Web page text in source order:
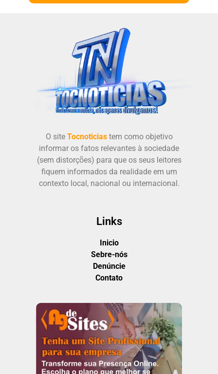
O site Tocnoticiastem como objetivo
informar os fatos relevantes à sociedade
(sem distorções) para que os seus leitores
fiquem informados da realidade em um
contexto local, nacional ou internacional.
Links
Inicio
Sebre-nós
Denúncie
Contato